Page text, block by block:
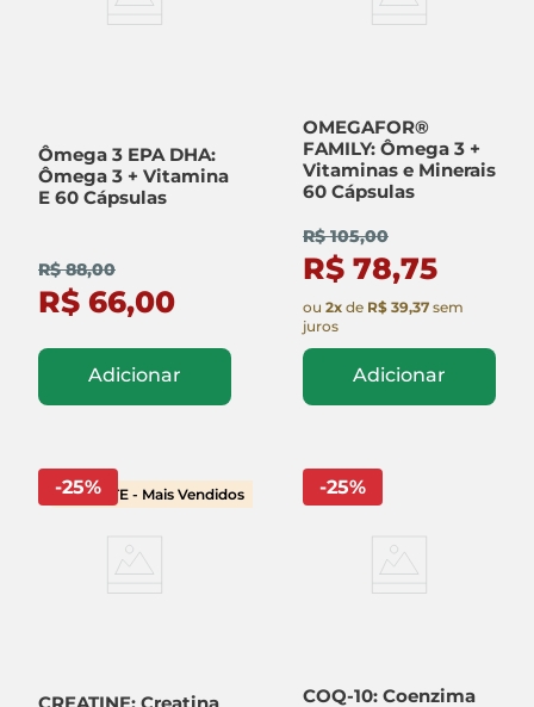
Ômega 3 EPA DHA:
Ômega 3 + Vitamina
E 60 Cápsulas
R$ 88,00
R$ 66,00
Adicionar
OMEGAFOR®
FAMILY: Ômega 3 +
Vitaminas e Minerais
60 Cápsulas
R$ 105,00
R$ 78,75
ou 2x de R$ 39,37 sem
juros
Adicionar
TESTE - Mais Vendidos
-25%
COQ-10: Coenzima
-25%